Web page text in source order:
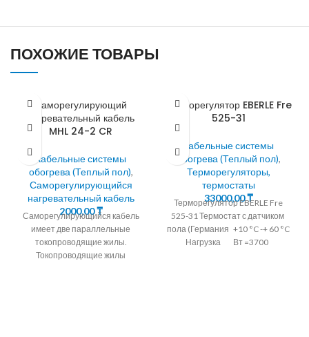
ПОХОЖИЕ ТОВАРЫ
Саморегулирующий
нагревательный кабель
MHL 24-2 CR
Кабельные системы
обогрева (Теплый пол),
Саморегулирующийся
нагревательный кабель
2000,00₸
Саморегулирующийся кабель
имеет две параллельные
токопроводящие жилы.
Токопроводящие жилы
Терморегулятор EBERLE Fre
525-31
Кабельные системы
обогрева (Теплый пол),
Терморегуляторы,
термостаты
33000,00₸
Терморегулятор EBERLE Fre
525-31 Термостат с датчиком
пола (Германия +10 °C -+ 60 °C
Нагрузка Вт =3700